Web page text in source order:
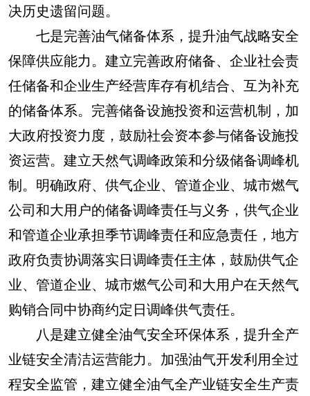
决历史遗留问题。
七是完善油气储备体系，提升油气战略安全
保障供应能力。建立完善政府储备、企业社会责
任储备和企业生产经营库存有机结合、互为补充
的储备体系。完善储备设施投资和运营机制，加
大政府投资力度，鼓励社会资本参与储备设施投
资运营。建立天然气调峰政策和分级储备调峰机
制。明确政府、供气企业、管道企业、城市燃气
公司和大用户的储备调峰责任与义务，供气企业
和管道企业承担季节调峰责任和应急责任，地方
政府负责协调落实日调峰责任主体，鼓励供气企
业、管道企业、城市燃气公司和大用户在天然气
购销合同中协商约定日调峰供气责任。
八是建立健全油气安全环保体系，提升全产
业链安全清洁运营能力。加强油气开发利用全过
程安全监管，建立健全油气全产业链安全生产责